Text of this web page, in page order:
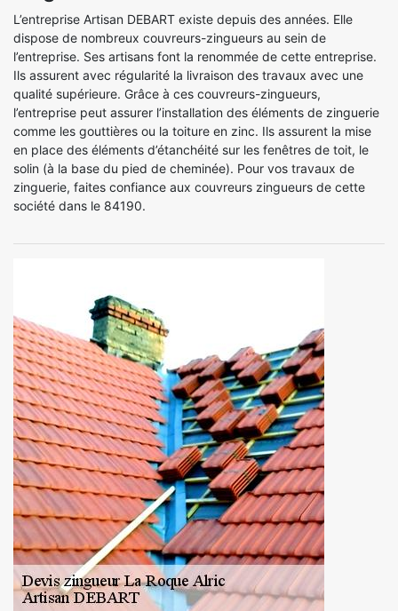
L’entreprise Artisan DEBART existe depuis des années. Elle
dispose de nombreux couvreurs-zingueurs au sein de
l’entreprise. Ses artisans font la renommée de cette entreprise.
Ils assurent avec régularité la livraison des travaux avec une
qualité supérieure. Grâce à ces couvreurs-zingueurs,
l’entreprise peut assurer l’installation des éléments de zinguerie
comme les gouttières ou la toiture en zinc. Ils assurent la mise
en place des éléments d’étanchéité sur les fenêtres de toit, le
solin (à la base du pied de cheminée). Pour vos travaux de
zinguerie, faites confiance aux couvreurs zingueurs de cette
société dans le 84190.